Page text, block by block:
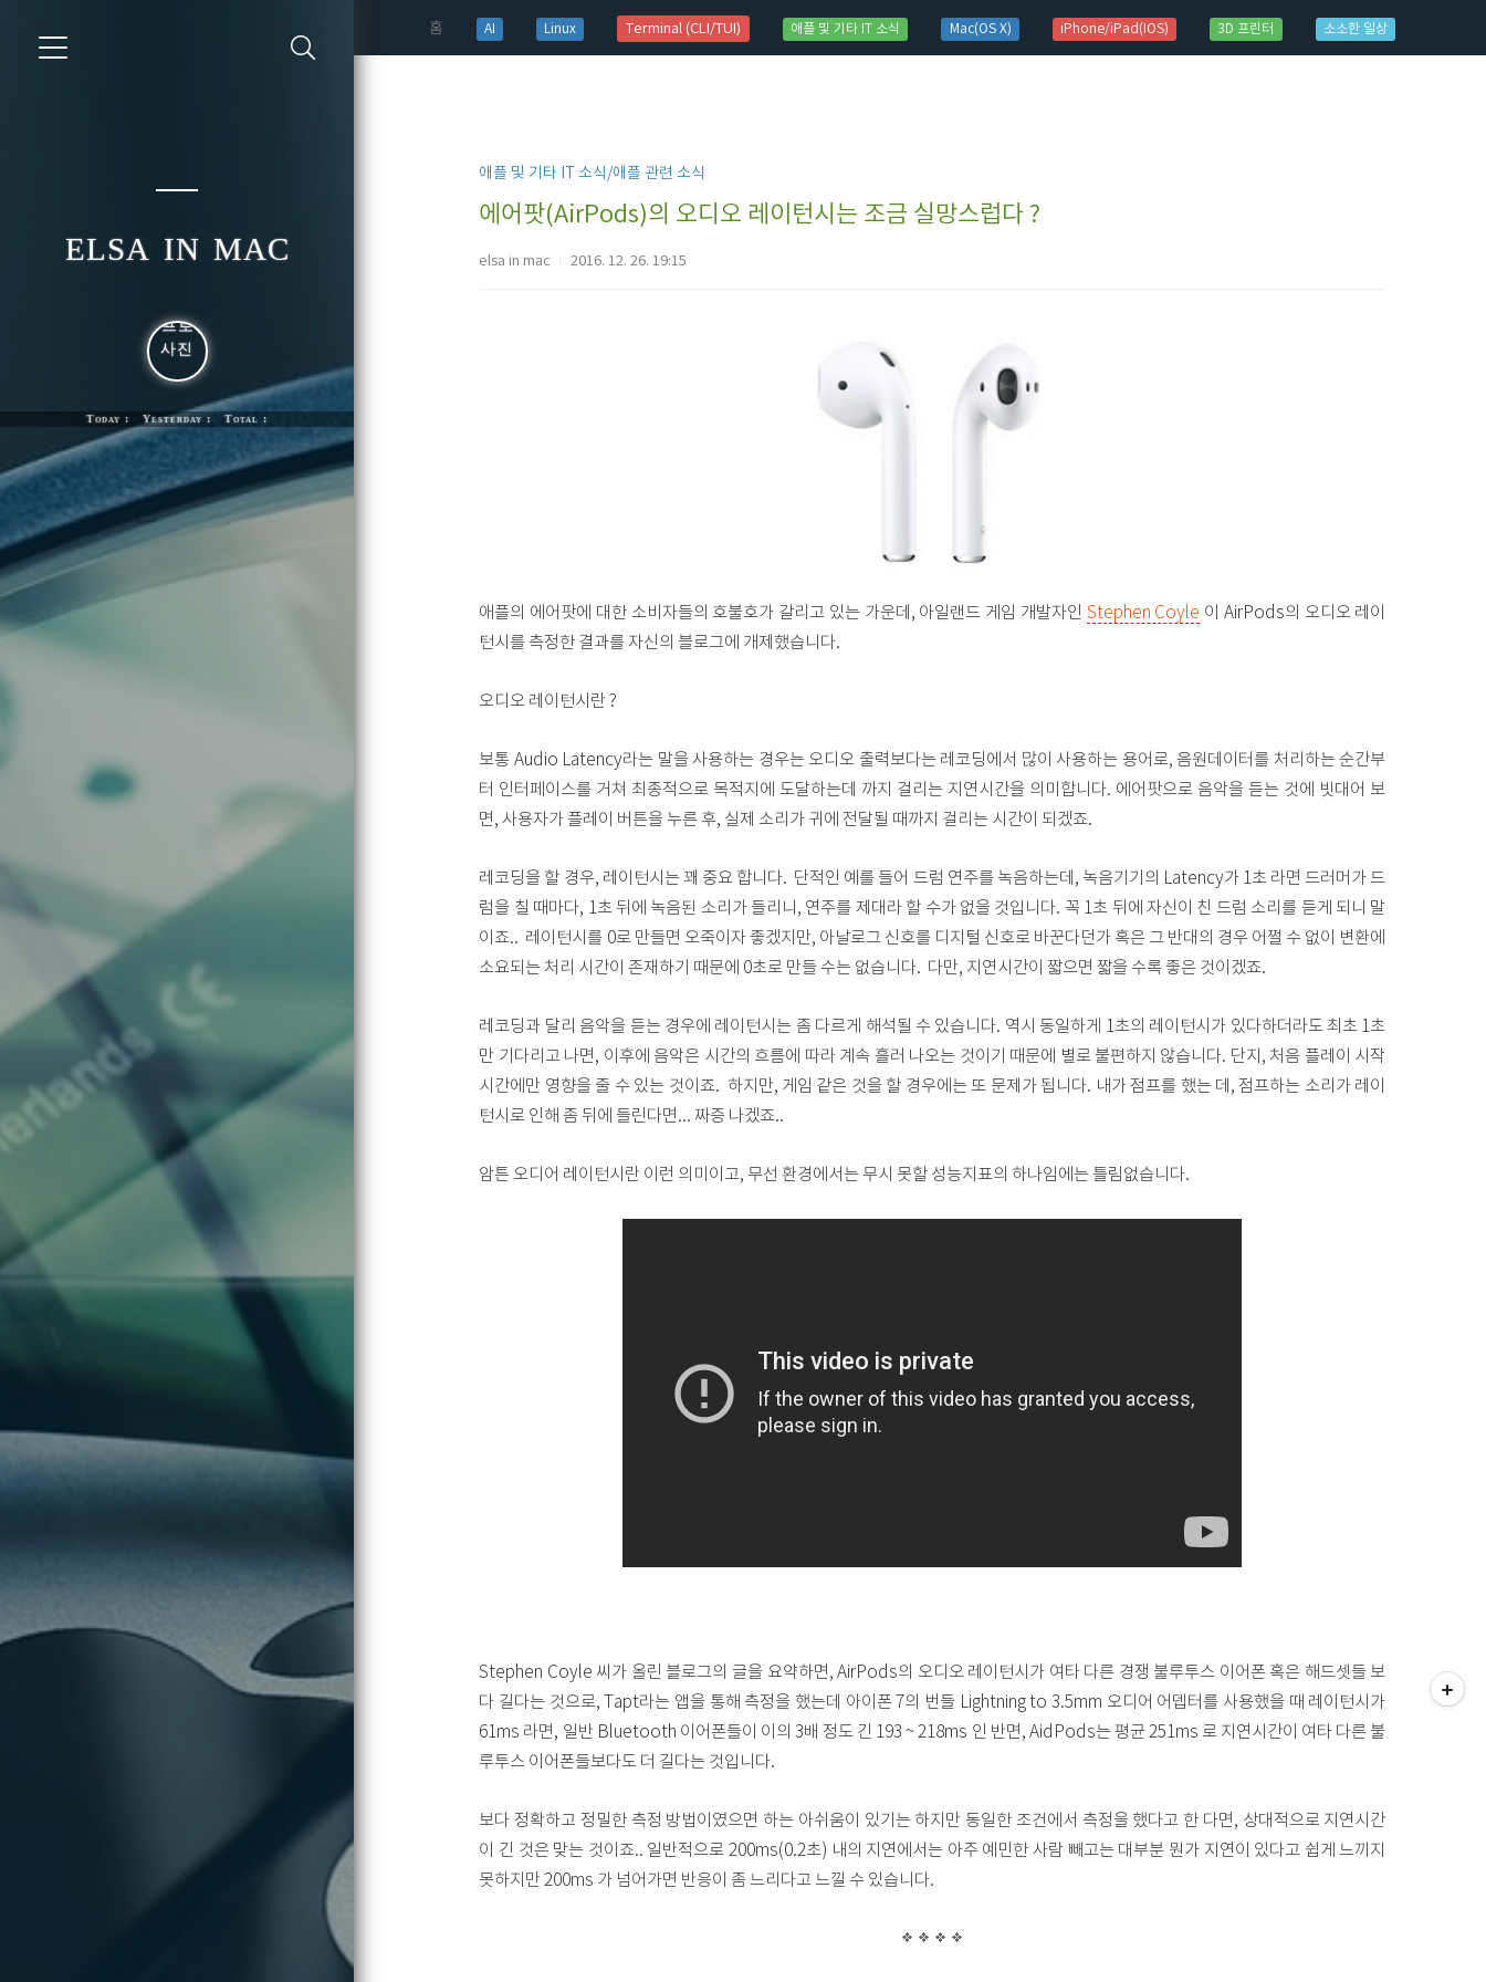
홈(current)
AI Linux Terminal (CLI/TUI) 애플 및 기타 IT 소식 Mac(OS X) iPhone/iPad(IOS) 3D 프린터 소소한 일상
elsa in mac
Today : Yesterday : Total :
애플 및 기타 IT 소식/애플 관련 소식
에어팟(AirPods)의 오디오 레이턴시는 조금 실망스럽다 ?
elsa in mac 2016. 12. 26. 19:15
애플의 에어팟에 대한 소비자들의 호불호가 갈리고 있는 가운데, 아일랜드 게임 개발자인 Stephen Coyle 이 AirPods의 오디오 레이
턴시를 측정한 결과를 자신의 블로그에 개제했습니다.
오디오 레이턴시란 ?
보통 Audio Latency라는 말을 사용하는 경우는 오디오 출력보다는 레코딩에서 많이 사용하는 용어로, 음원데이터를 처리하는 순간부
터 인터페이스를 거쳐 최종적으로 목적지에 도달하는데 까지 걸리는 지연시간을 의미합니다. 에어팟으로 음악을 듣는 것에 빗대어 보
면, 사용자가 플레이 버튼을 누른 후, 실제 소리가 귀에 전달될 때까지 걸리는 시간이 되겠죠.
레코딩을 할 경우, 레이턴시는 꽤 중요 합니다. 단적인 예를 들어 드럼 연주를 녹음하는데, 녹음기기의 Latency가 1초 라면 드러머가 드
럼을 칠 때마다, 1초 뒤에 녹음된 소리가 들리니, 연주를 제대라 할 수가 없을 것입니다. 꼭 1초 뒤에 자신이 친 드럼 소리를 듣게 되니 말
이죠.. 레이턴시를 0로 만들면 오죽이자 좋겠지만, 아날로그 신호를 디지털 신호로 바꾼다던가 혹은 그 반대의 경우 어쩔 수 없이 변환에
소요되는 처리 시간이 존재하기 때문에 0초로 만들 수는 없습니다. 다만, 지연시간이 짧으면 짧을 수록 좋은 것이겠죠.
레코딩과 달리 음악을 듣는 경우에 레이턴시는 좀 다르게 해석될 수 있습니다. 역시 동일하게 1초의 레이턴시가 있다하더라도 최초 1초
만 기다리고 나면, 이후에 음악은 시간의 흐름에 따라 계속 흘러 나오는 것이기 때문에 별로 불편하지 않습니다. 단지, 처음 플레이 시작
시간에만 영향을 줄 수 있는 것이죠. 하지만, 게임 같은 것을 할 경우에는 또 문제가 됩니다. 내가 점프를 했는 데, 점프하는 소리가 레이
턴시로 인해 좀 뒤에 들린다면... 짜증 나겠죠..
암튼 오디어 레이턴시란 이런 의미이고, 무선 환경에서는 무시 못할 성능지표의 하나임에는 틀림없습니다.
Stephen Coyle 씨가 올린 블로그의 글을 요약하면, AirPods의 오디오 레이턴시가 여타 다른 경쟁 불루투스 이어폰 혹은 해드셋들 보
다 길다는 것으로, Tapt라는 앱을 통해 측정을 했는데 아이폰 7의 번들 Lightning to 3.5mm 오디어 어뎁터를 사용했을 때 레이턴시가
61ms 라면, 일반 Bluetooth 이어폰들이 이의 3배 정도 긴 193 ~ 218ms 인 반면, AidPods는 평균 251ms 로 지연시간이 여타 다른 불
루투스 이어폰들보다도 더 길다는 것입니다.
보다 정확하고 정밀한 측정 방법이였으면 하는 아쉬움이 있기는 하지만 동일한 조건에서 측정을 했다고 한 다면, 상대적으로 지연시간
이 긴 것은 맞는 것이죠.. 일반적으로 200ms(0.2초) 내의 지연에서는 아주 예민한 사람 빼고는 대부분 뭔가 지연이 있다고 쉽게 느끼지
못하지만 200ms 가 넘어가면 반응이 좀 느리다고 느낄 수 있습니다.
티스토리툴바